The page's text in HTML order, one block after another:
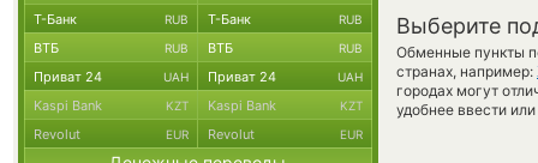
Выберите
Обменные пункты
странах, например:
городах могут
удобнее ввести
Т-Банк RUB Т-Банк RUB
ВТБ RUB ВТБ RUB
Приват 24 UAH Приват 24 UAH
Kaspi Bank KZT Kaspi Bank KZT
Revolut EUR Revolut EUR